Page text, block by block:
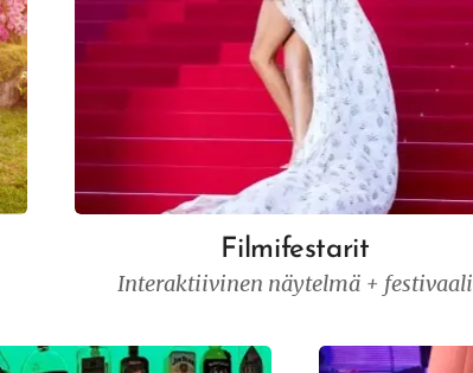
Filmifestarit
Interaktiivinen näytelmä + festivaali